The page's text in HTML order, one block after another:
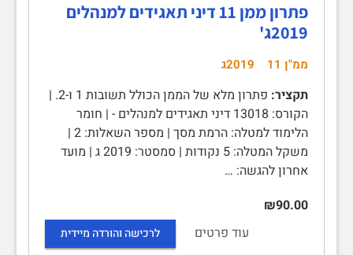
פתרון ממן 11 דיני תאגידים למנהלים
2019ג'
ממ"ן 11 2019ג
תקציר:
פתרון מלא של הממן הכולל תשובות 1 ו-2. |
הקורס: 13018 דיני תאגידים למנהלים - | חומר
הלימוד למטלה: הרמת מסך | מספר השאלות: 2 |
משקל המטלה: 5 נקודות | סמסטר: 2019 ג | מועד
אחרון להגשה: …
₪90.00
עוד פרטים
לרכישה והורדה מיידית